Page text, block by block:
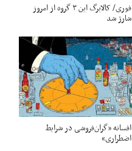
فوری/ کالابرگ این ۳ گروه از امروز
شارژ شد
افسانه «گران‌فروشی در شرایط
اضطراری»